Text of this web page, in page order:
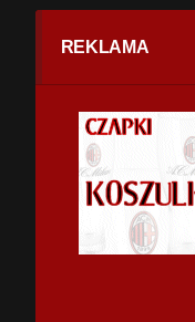
REKLAMA